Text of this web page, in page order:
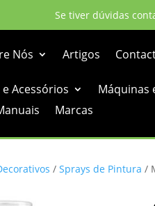
Se tiver dúvidas
Nós Artigos
Acessórios Máquinas
Marcas
/ Sprays de Pintura /